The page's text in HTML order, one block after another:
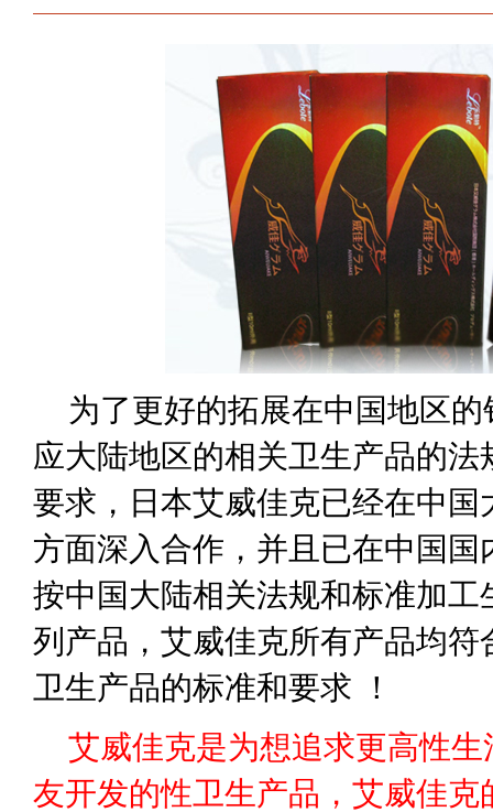
为了更好的拓展在中国地区的
应大陆地区的相关卫生产品的法
要求，日本艾威佳克已经在中国
方面深入合作，并且已在中国国
按中国大陆相关法规和标准加工
列产品，艾威佳克所有产品均符
卫生产品的标准和要求 ！
艾威佳克是为想追求更高性
友开发的性卫生产品，艾威佳克